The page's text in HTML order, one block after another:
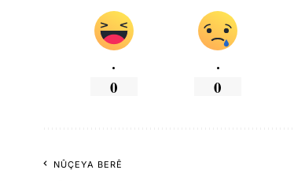
.
0
.
0
NÛÇEYA BERÊ